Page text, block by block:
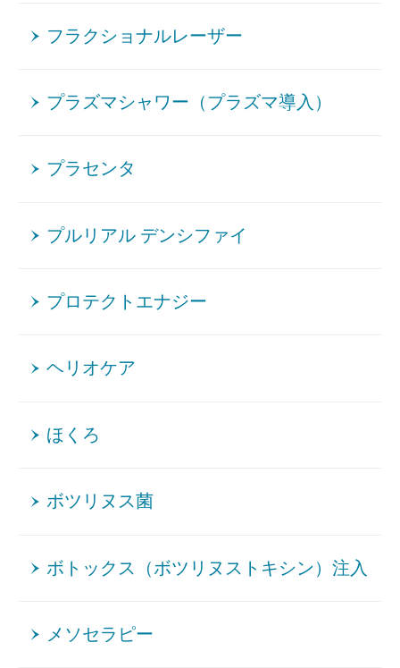
フラクショナルレーザー
プラズマシャワー（プラズマ導入）
プラセンタ
プルリアル デンシファイ
プロテクトエナジー
ヘリオケア
ほくろ
ボツリヌス菌
ボトックス（ボツリヌストキシン）注入
メソセラピー